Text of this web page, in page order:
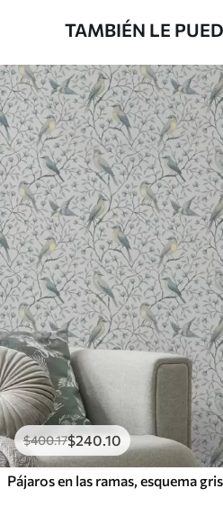
/m²
Premium
1100.00$660.00/m²
Vinilo Premium
1266.67$760.00/m²
TAMBIÉN LE
$400.17$240.10